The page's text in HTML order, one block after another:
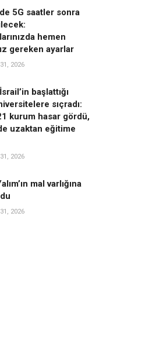
5G saatler sonra
hemen
gereken ayarlar
2026
başlattığı
sıçradı:
kurum hasar gördü,
uzaktan eğitime
2026
mal varlığına
2026